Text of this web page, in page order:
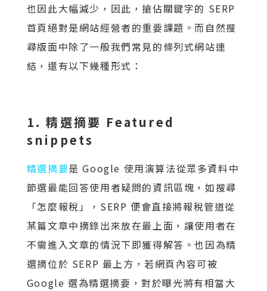
也因此大幅減少，因此，搶佔關鍵字的 SERP
首頁絕對是網站經營者的重要課題。而自然搜
尋版面中除了一般我們常見的條列式網站連
結，還有以下幾種形式：
1. 精選摘要 Featured
snippets
精選摘要是 Google 使用演算法從眾多資料中
節選最能回答使用者疑問的資訊區塊，如搜尋
「怎麼報稅」，SERP 便會直接將報稅管道從
某篇文章中摘錄出來放在最上面，讓使用者在
不需進入文章的情況下即獲得解答。也因為精
選摘位於 SERP 最上方，若網頁內容可被
Google 選為精選摘要，對於曝光將有相當大